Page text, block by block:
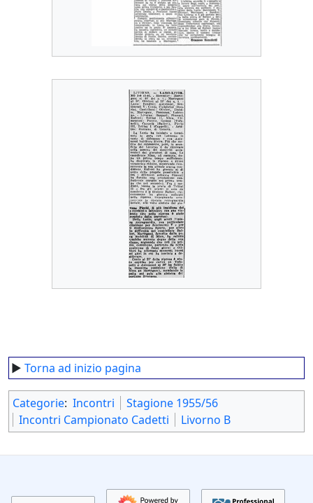
► Torna ad inizio pagina
Categorie: Incontri
Stagione 1955/56
Incontri Campionato Cadetti
Livorno B